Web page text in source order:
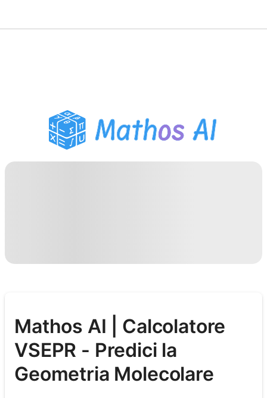
Assistente Compiti PDF
Strumenti di studio
Mathos AI | Calcolatore
VSEPR - Predici la
Geometria Molecolare